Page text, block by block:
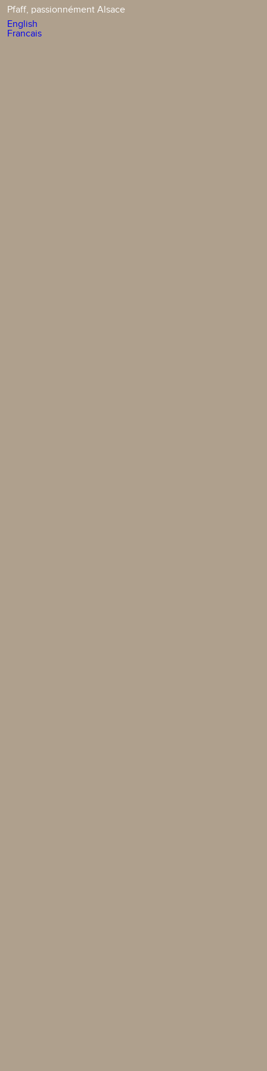
Pfaff, passionnément Alsace
English
Francais